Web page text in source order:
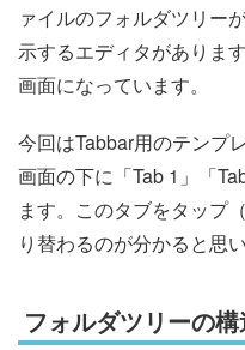
ァイルのフォルダツリー
示するエディタがありま
画面になっています。
今回はTabbar用のテンプ
画面の下に「Tab 1」「
ます。このタブをタップ
り替わるのが分かると思い
フォルダツリーの